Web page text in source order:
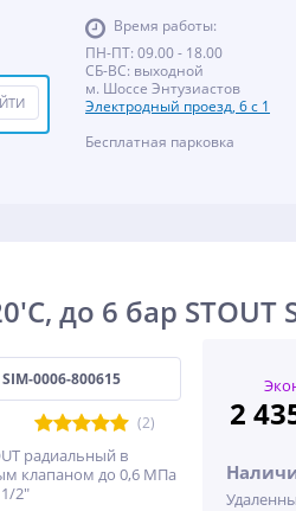
Время работы:
ПН-ПТ: 09.00 - 18.00
СБ-ВС: выходной
м. Шоссе Энтузиастов
Электродный проезд, 6 с 1
Бесплатная парковка
до 6 бар STOUT
0006-800615
(2)
радиальный в
клапаном до 0,6 МПа
2"
2